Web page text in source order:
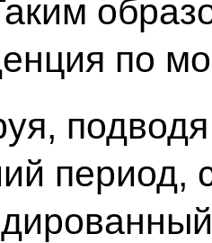
по
подводя
период,